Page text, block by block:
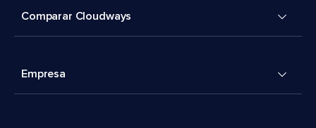
Comparar Cloudways
Empresa